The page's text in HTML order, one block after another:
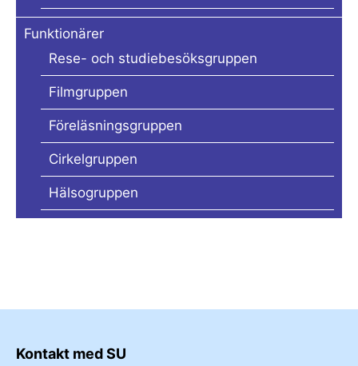
Funktionärer
Rese- och studiebesöksgruppen
Filmgruppen
Föreläsningsgruppen
Cirkelgruppen
Hälsogruppen
Kontakt med SU